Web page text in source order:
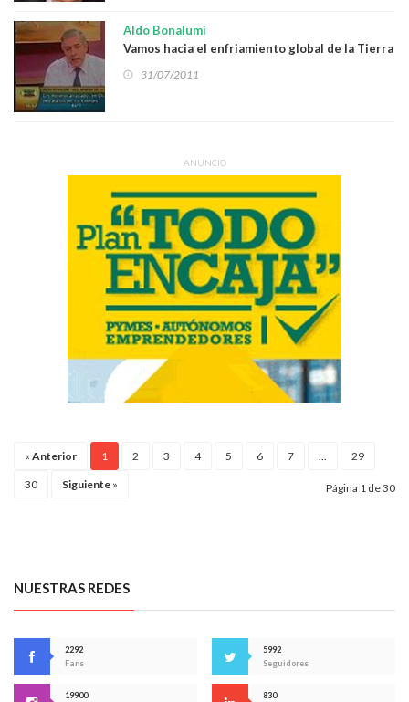
Aldo Bonalumi
Vamos hacia el enfriamiento global de la Tierra
31/07/2011
ANUNCIO
« Anterior 1 2 3 4 5 6 7 ... 29
30 Siguiente » Página 1 de 30
NUESTRAS REDES
2292
Fans
5992
Seguidores
19900
830